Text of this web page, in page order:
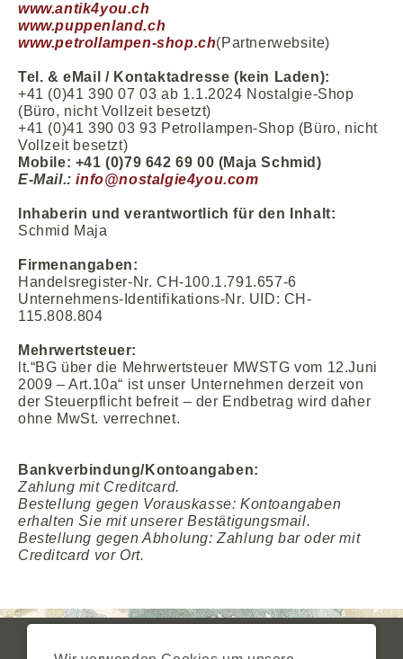
www.antik4you.ch
www.puppenland.ch
www.petrollampen-shop.ch(Partnerwebsite)
Tel. & eMail / Kontaktadresse (kein Laden):
+41 (0)41 390 07 03 ab 1.1.2024 Nostalgie-Shop
(Büro, nicht Vollzeit besetzt)
+41 (0)41 390 03 93 Petrollampen-Shop (Büro, nicht
Vollzeit besetzt)
Mobile: +41 (0)79 642 69 00 (Maja Schmid)
E-Mail.:info@nostalgie4you.com
Inhaberin und verantwortlich für den Inhalt:
Schmid Maja
Firmenangaben:
Handelsregister-Nr. CH-100.1.791.657-6
Unternehmens-Identifikations-Nr. UID: CH-
115.808.804
Mehrwertsteuer:
lt.“BG über die Mehrwertsteuer MWSTG vom 12.Juni
2009 – Art.10a“ ist unser Unternehmen derzeit von
der Steuerpflicht befreit – der Endbetrag wird daher
ohne MwSt. verrechnet.
Bankverbindung/Kontoangaben:
Zahlung mit Creditcard.
Bestellung gegen Vorauskasse:Kontoangaben
erhalten Sie mit unserer Bestätigungsmail.
Bestellung gegen Abholung: Zahlung bar oder mit
Creditcard vor Ort.